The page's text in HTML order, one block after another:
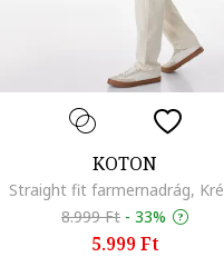
KOTON
8.999 Ft - 33%
5.999 Ft